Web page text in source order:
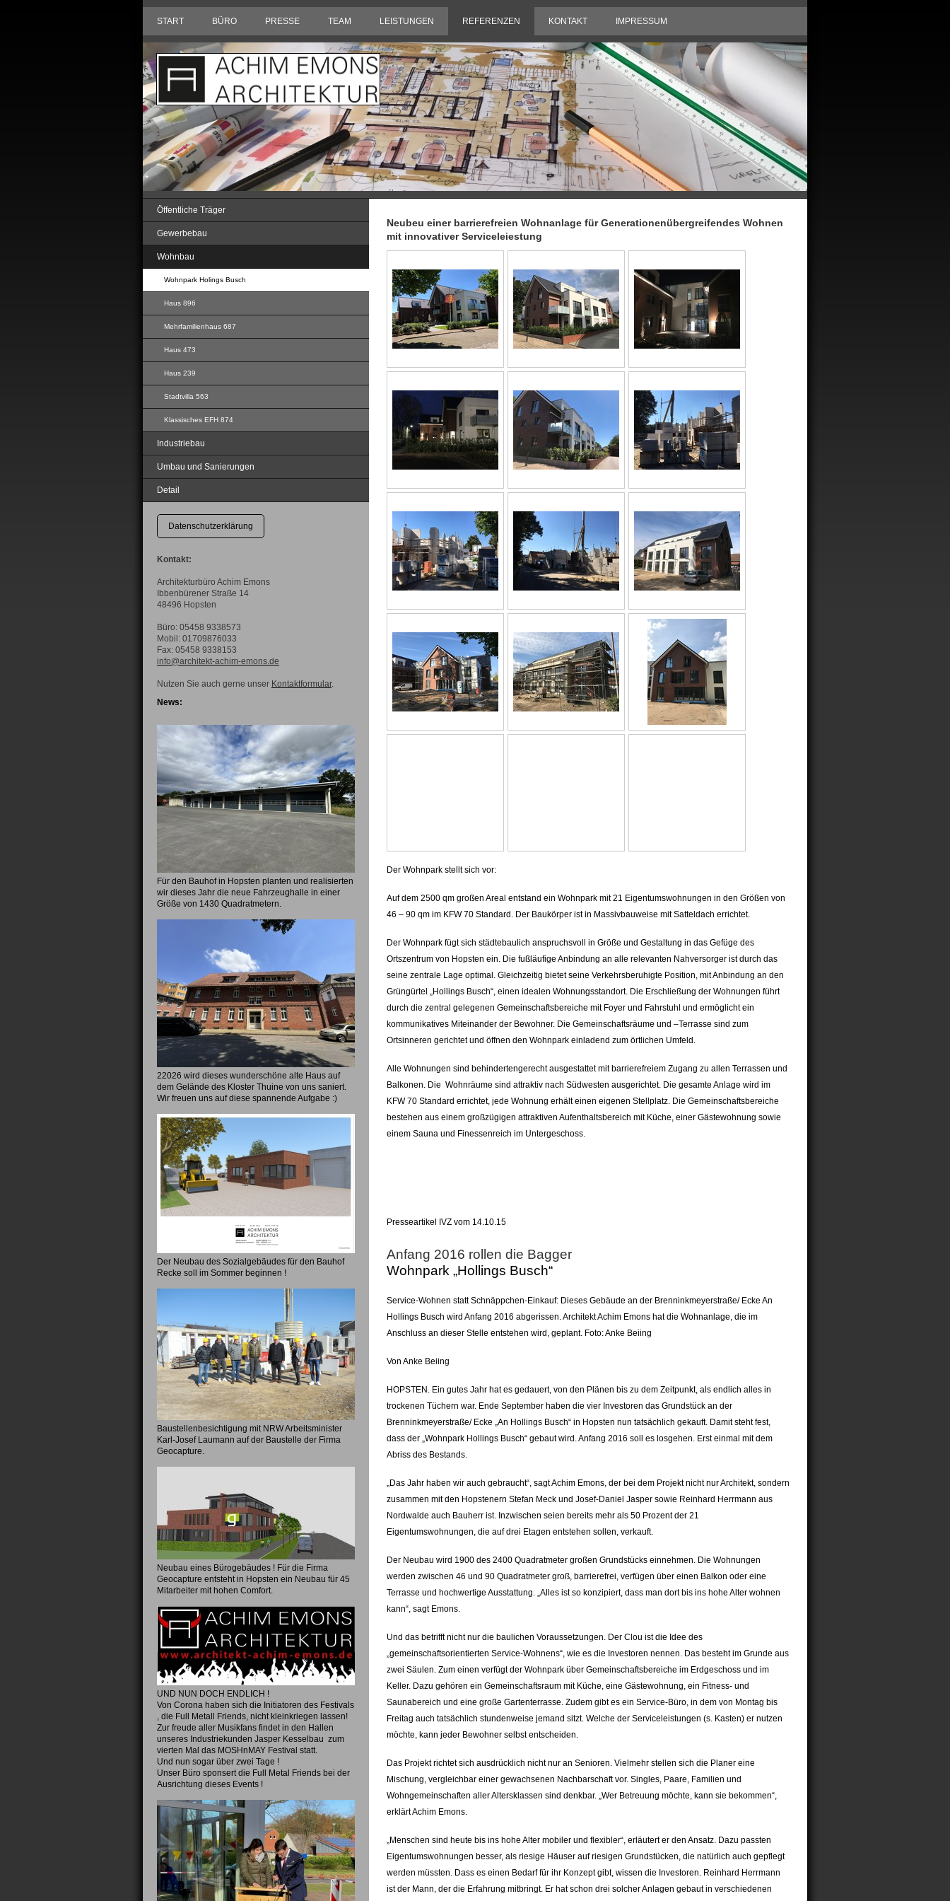
START BÜRO PRESSE TEAM LEISTUNGEN REFERENZEN KONTAKT IMPRESSUM
Öffentliche Träger
Gewerbebau
Wohnbau
Wohnpark Holings Busch
Haus 896
Mehrfamilienhaus 687
Haus 473
Haus 239
Stadtvilla 563
Klassisches EFH 874
Industriebau
Umbau und Sanierungen
Detail
Datenschutzerklärung
Kontakt:
Architekturbüro Achim Emons
Ibbenbürener Straße 14
48496 Hopsten
Büro: 05458 9338573
Mobil: 01709876033
Fax: 05458 9338153
info@architekt-achim-emons.de
Nutzen Sie auch gerne unser Kontaktformular.
News:
Für den Bauhof in Hopsten planten und realisierten
wir dieses Jahr die neue Fahrzeughalle in einer
Größe von 1430 Quadratmetern.
22026 wird dieses wunderschöne alte Haus auf
dem Gelände des Kloster Thuine von uns saniert.
Wir freuen uns auf diese spannende Aufgabe :)
Der Neubau des Sozialgebäudes für den Bauhof
Recke soll im Sommer beginnen !
Baustellenbesichtigung mit NRW Arbeitsminister
Karl-Josef Laumann auf der Baustelle der Firma
Geocapture.
Neubau eines Bürogebäudes ! Für die Firma
Geocapture entsteht in Hopsten ein Neubau für 45
Mitarbeiter mit hohen Comfort.
UND NUN DOCH ENDLICH !
Von Corona haben sich die Initiatoren des Festivals
, die Full Metall Friends, nicht kleinkriegen lassen!
Zur freude aller Musikfans findet in den Hallen
unseres Industriekunden Jasper Kesselbau zum
vierten Mal das MOSHnMAY Festival statt.
Und nun sogar über zwei Tage !
Unser Büro sponsert die Full Metal Friends bei der
Ausrichtung dieses Events !
Neubeu einer barrierefreien Wohnanlage für Generationenübergreifendes Wohnen
mit innovativer Serviceleiestung
Der Wohnpark stellt sich vor:
Auf dem 2500 qm großen Areal entstand ein Wohnpark mit 21 Eigentumswohnungen in den Größen von
46 – 90 qm im KFW 70 Standard. Der Baukörper ist in Massivbauweise mit Satteldach errichtet.
Der Wohnpark fügt sich städtebaulich anspruchsvoll in Größe und Gestaltung in das Gefüge des
Ortszentrum von Hopsten ein. Die fußläufige Anbindung an alle relevanten Nahversorger ist durch das
seine zentrale Lage optimal. Gleichzeitig bietet seine Verkehrsberuhigte Position, mit Anbindung an den
Grüngürtel „Hollings Busch“, einen idealen Wohnungsstandort. Die Erschließung der Wohnungen führt
durch die zentral gelegenen Gemeinschaftsbereiche mit Foyer und Fahrstuhl und ermöglicht ein
kommunikatives Miteinander der Bewohner. Die Gemeinschaftsräume und –Terrasse sind zum
Ortsinneren gerichtet und öffnen den Wohnpark einladend zum örtlichen Umfeld.
Alle Wohnungen sind behindertengerecht ausgestattet mit barrierefreiem Zugang zu allen Terrassen und
Balkonen. Die Wohnräume sind attraktiv nach Südwesten ausgerichtet. Die gesamte Anlage wird im
KFW 70 Standard errichtet, jede Wohnung erhält einen eigenen Stellplatz. Die Gemeinschaftsbereiche
bestehen aus einem großzügigen attraktiven Aufenthaltsbereich mit Küche, einer Gästewohnung sowie
einem Sauna und Finessenreich im Untergeschoss.
Presseartikel IVZ vom 14.10.15
Anfang 2016 rollen die Bagger
Wohnpark „Hollings Busch“
Service-Wohnen statt Schnäppchen-Einkauf: Dieses Gebäude an der Brenninkmeyerstraße/ Ecke An
Hollings Busch wird Anfang 2016 abgerissen. Architekt Achim Emons hat die Wohnanlage, die im
Anschluss an dieser Stelle entstehen wird, geplant. Foto: Anke Beiing
Von Anke Beiing
HOPSTEN. Ein gutes Jahr hat es gedauert, von den Plänen bis zu dem Zeitpunkt, als endlich alles in
trockenen Tüchern war. Ende September haben die vier Investoren das Grundstück an der
Brenninkmeyerstraße/ Ecke „An Hollings Busch“ in Hopsten nun tatsächlich gekauft. Damit steht fest,
dass der „Wohnpark Hollings Busch“ gebaut wird. Anfang 2016 soll es losgehen. Erst einmal mit dem
Abriss des Bestands.
„Das Jahr haben wir auch gebraucht“, sagt Achim Emons, der bei dem Projekt nicht nur Architekt, sondern
zusammen mit den Hopstenern Stefan Meck und Josef-Daniel Jasper sowie Reinhard Herrmann aus
Nordwalde auch Bauherr ist. Inzwischen seien bereits mehr als 50 Prozent der 21
Eigentumswohnungen, die auf drei Etagen entstehen sollen, verkauft.
Der Neubau wird 1900 des 2400 Quadratmeter großen Grundstücks einnehmen. Die Wohnungen
werden zwischen 46 und 90 Quadratmeter groß, barrierefrei, verfügen über einen Balkon oder eine
Terrasse und hochwertige Ausstattung. „Alles ist so konzipiert, dass man dort bis ins hohe Alter wohnen
kann“, sagt Emons.
Und das betrifft nicht nur die baulichen Voraussetzungen. Der Clou ist die Idee des
„gemeinschaftsorientierten Service-Wohnens“, wie es die Investoren nennen. Das besteht im Grunde aus
zwei Säulen. Zum einen verfügt der Wohnpark über Gemeinschaftsbereiche im Erdgeschoss und im
Keller. Dazu gehören ein Gemeinschaftsraum mit Küche, eine Gästewohnung, ein Fitness- und
Saunabereich und eine große Gartenterrasse. Zudem gibt es ein Service-Büro, in dem von Montag bis
Freitag auch tatsächlich stundenweise jemand sitzt. Welche der Serviceleistungen (s. Kasten) er nutzen
möchte, kann jeder Bewohner selbst entscheiden.
Das Projekt richtet sich ausdrücklich nicht nur an Senioren. Vielmehr stellen sich die Planer eine
Mischung, vergleichbar einer gewachsenen Nachbarschaft vor. Singles, Paare, Familien und
Wohngemeinschaften aller Altersklassen sind denkbar. „Wer Betreuung möchte, kann sie bekommen“,
erklärt Achim Emons.
„Menschen sind heute bis ins hohe Alter mobiler und flexibler“, erläutert er den Ansatz. Dazu passten
Eigentumswohnungen besser, als riesige Häuser auf riesigen Grundstücken, die natürlich auch gepflegt
werden müssten. Dass es einen Bedarf für ihr Konzept gibt, wissen die Investoren. Reinhard Herrmann
ist der Mann, der die Erfahrung mitbringt. Er hat schon drei solcher Anlagen gebaut in verschiedenen